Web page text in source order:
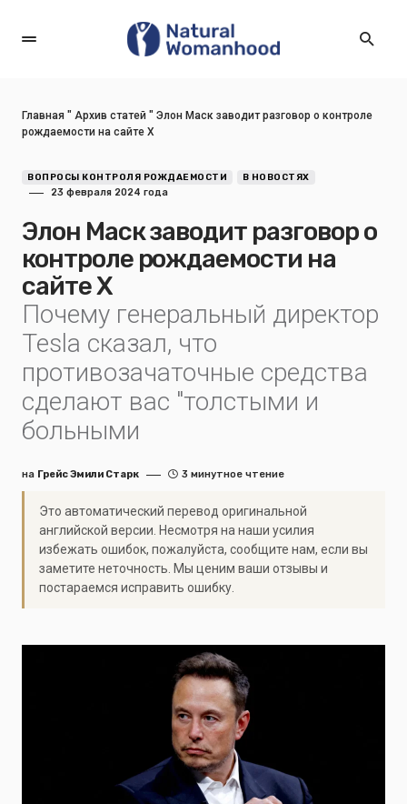
Главная " Архив статей " Элон Маск заводит разговор о контроле
рождаемости на сайте X
ВОПРОСЫ КОНТРОЛЯ РОЖДАЕМОСТИ В НОВОСТЯХ
23 февраля 2024 года
Элон Маск заводит разговор о
контроле рождаемости на
сайте X
Почему генеральный директор
Tesla сказал, что
противозачаточные средства
сделают вас "толстыми и
больными
на Грейс Эмили Старк 3 минутное чтение
Это автоматический перевод оригинальной
английской версии. Несмотря на наши усилия
избежать ошибок, пожалуйста, сообщите нам, если вы
заметите неточность. Мы ценим ваши отзывы и
постараемся исправить ошибку.